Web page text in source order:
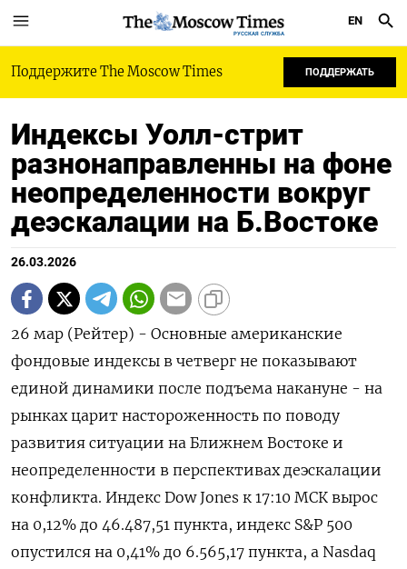
РУССКАЯ СЛУЖБА
EN
Поддержите The Moscow Times ПОДДЕРЖАТЬ
Индексы Уолл-стрит
разнонаправленны на фоне
неопределенности вокруг
деэскалации на Б.Востоке
26.03.2026
26 мар (Рейтер) - Основные американские
фондовые индексы в четверг не показывают
единой динамики после подъема ‌накануне - на
рынках царит настороженность по поводу
развития ситуации на Ближнем Востоке и
неопределенности ​в перспективах деэскалации ​
конфликта. Индекс ​Dow Jones к ⁠17:10 МСК вырос
‌на 0,12% до ‌46.487,51 пункта, индекс S&P ​500
опустился на 0,41% до ‌6.565,17 пункта, а Nasdaq ​